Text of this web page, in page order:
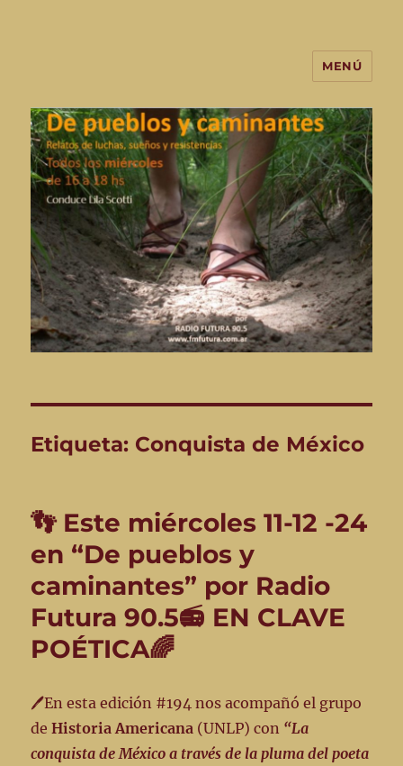
De Pueblos y Caminantes-
programa de radio
MENÚ
Etiqueta: Conquista de México
👣 Este miércoles 11-12 -24
en “De pueblos y
caminantes” por Radio
Futura 90.5📻 EN CLAVE
POÉTICA🌈
🖊️En esta edición #194 nos acompañó el grupo
deHistoria Americana (UNLP) con “La
conquista de México a través de la pluma del poeta